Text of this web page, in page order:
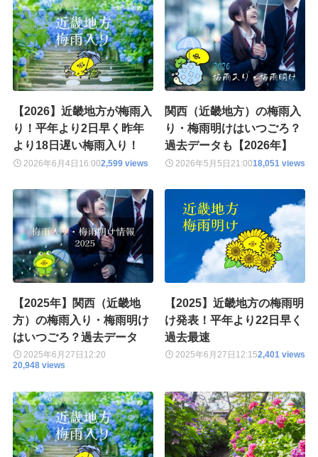
【2026】近畿地方が梅雨入
り！平年より2日早く昨年
より18日遅い梅雨入り！
2026年6月4日 16:002,599 views
関西（近畿地方）の梅雨入
り・梅雨明けはいつごろ？
過去データも【2026年】
2026年5月5日 21:0018,051 views
【2025年】関西（近畿地
方）の梅雨入り・梅雨明け
はいつごろ？過去データ
2025年6月27日 12:20
20,948 views
【2025】近畿地方の梅雨明
け発表！平年より22日早く
過去最速
2025年6月27日 12:152,401 views